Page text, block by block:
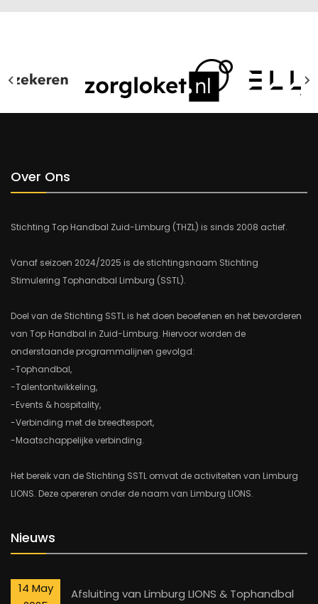
Over Ons
Stichting Top Handbal Zuid-Limburg (THZL) is sinds 2008 actief.
Vanaf seizoen 2024/2025 is de stichtingsnaam Stichting
Stimulering Tophandbal Limburg (SSTL).
Doel van de Stichting SSTL is het doen beoefenen en het bevorderen
van Top Handbal in Zuid-Limburg. Hiervoor worden de
onderstaande programmalijnen gevolgd:
-Tophandbal,
-Talentontwikkeling,
-Events & hospitality,
-Verbinding met de breedtesport,
-Maatschappelijke verbinding.
Het bereik van de Stichting SSTL omvat de activiteiten van Limburg
LIONS. Deze opereren onder de naam van Limburg LIONS.
Nieuws
14 May
Afsluiting van Limburg LIONS & Tophandbal